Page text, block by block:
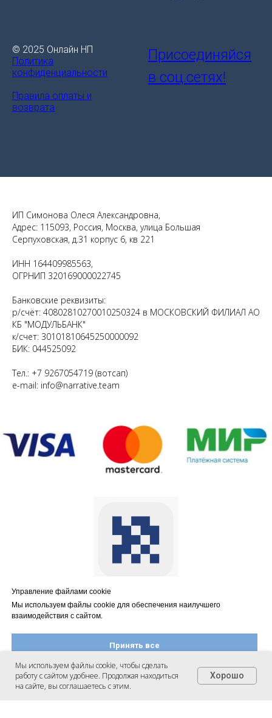
Управление файлами cookie
Мы используем файлы cookie для обеспечения наилучшего
взаимодействия с сайтом.
Принять все
Настроить файлы cookie
© 2025 Онлайн НП
Политика
конфиденциальности
Правила оплаты и
возврата
Присоединяйся
в соц.сетях!
ИП Симонова Олеся Александровна,
Адрес: 115093, Россия, Москва, улица Большая
Серпуховская, д.31 корпус 6, кв 221
ИНН 164409985563,
ОГРНИП 320169000022745
Банковские реквизиты:
р/счёт: 40802810270010250324 в МОСКОВСКИЙ ФИЛИАЛ АО
КБ "МОДУЛЬБАНК"
к/счет: 30101810645250000092
БИК: 044525092
Тел.: +7 9267054719 (вотсап)
e-mail: info@narrative.team
Оплата осуществляется через
Мы используем файлы cookie, чтобы сделать
работу с сайтом удобнее. Продолжая находиться
на сайте, вы соглашаетесь с этим.
Хорошо